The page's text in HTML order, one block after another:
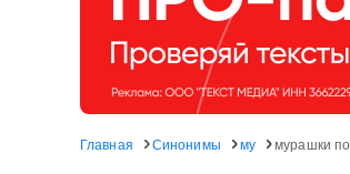
Главная Синонимы му мурашки